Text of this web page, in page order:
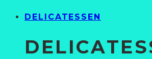
DELICATESSEN